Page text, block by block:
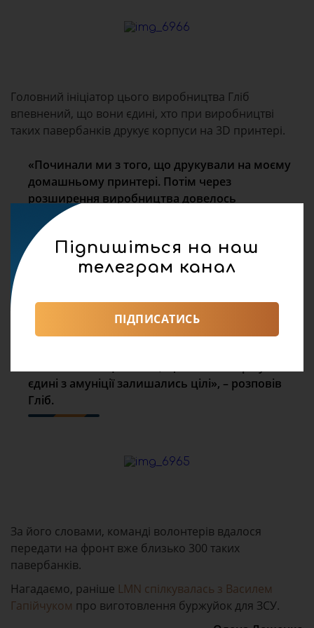
Головний ініціатор цього виробництва Гліб
впевнений, що вони єдині, хто при виробництві
таких павербанків друкує корпуси на 3D принтері.
«Починали ми з того, що друкували на моєму
домашньому принтері. Потім через
розширення виробництва довелось
збільшувати їх кількість. Зараз маємо дев’ять
3D принтерів. Окрім електронних сигарет,
потрібний тип батареї мають телефони,
ноутбуки та інші девайси. По статистиці 18
1 павербанка потужністю 12-15 тисяч міліампер.
Їх перевагою є ударостійкість, матеріал, з якого
ми друкуємо корпуси називається PEG-пластик.
єдині з амуніції залишались цілі», – розповів
Гліб.
За його словами, команді волонтерів вдалося
передати на фронт вже близько 300 таких
павербанків.
Нагадаємо, раніше LMN спілкувалась з Василем
Гапійчуком про виготовлення буржуйок для ЗСУ.
Підпишіться на наш
телеграм канал
ПІДПИСАТИСЬ